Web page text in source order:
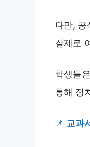
다만, 공
실제로
학생들
통해 정
📌 교과